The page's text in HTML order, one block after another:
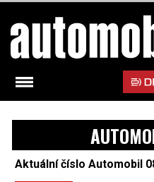
Aktuální číslo Automobil